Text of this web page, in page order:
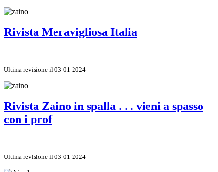
Rivista Meravigliosa Italia
Ultima revisione il 03-01-2024
Rivista Zaino in spalla . . . vieni a spasso
con i prof
Ultima revisione il 03-01-2024